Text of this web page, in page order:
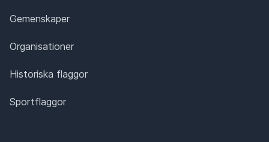
Gemenskaper
Organisationer
Historiska flaggor
Sportflaggor